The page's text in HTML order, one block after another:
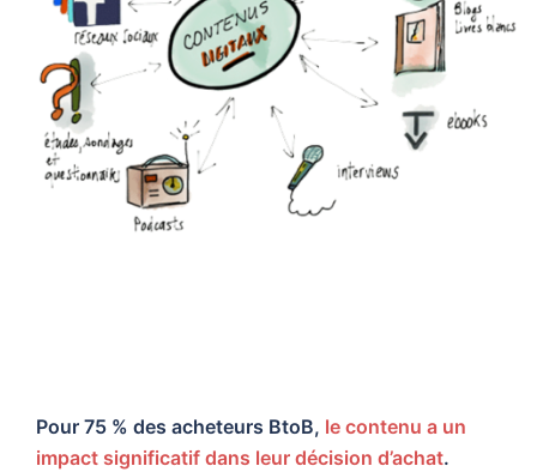
Pour 75 % des acheteurs BtoB, le contenu a un
impact significatif dans leur décision d’achat.